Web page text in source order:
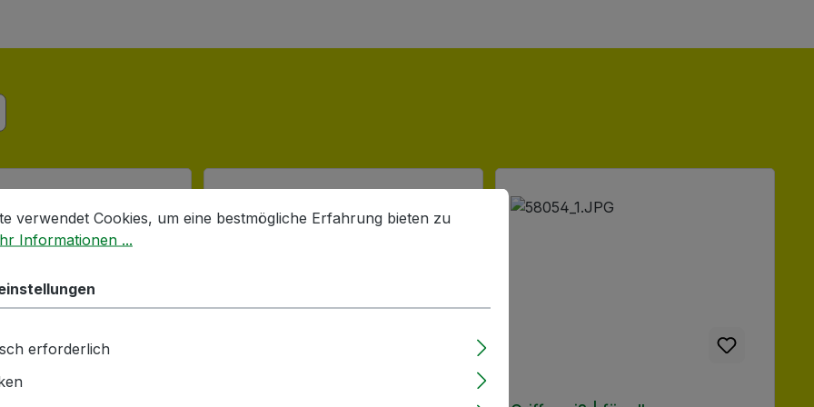
Cookies, um eine bestmögliche Erfahrung bieten zu können.
Mehr Informationen ...
verwendet Cookies, um eine bestmögliche Erfahrung bieten zu
Informationen ...
erforderlich